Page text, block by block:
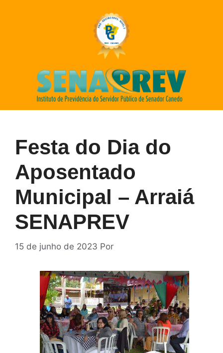
Festa do Dia do
Aposentado
Municipal – Arraiá
SENAPREV
15 de junho de 2023 Por